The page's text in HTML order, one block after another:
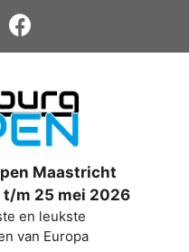
Maastricht
m 25 mei 2026
en leukste
van Europa